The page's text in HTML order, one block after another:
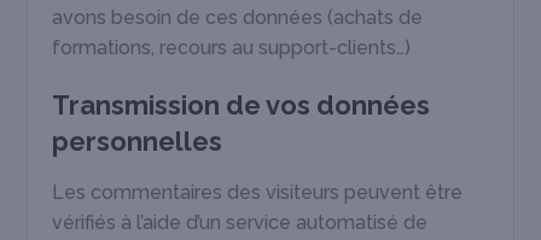
avons besoin de ces données (achats de
formations, recours au support-clients…)
Transmission de vos données
personnelles
Les commentaires des visiteurs peuvent être
vérifiés à l’aide d’un service automatisé de